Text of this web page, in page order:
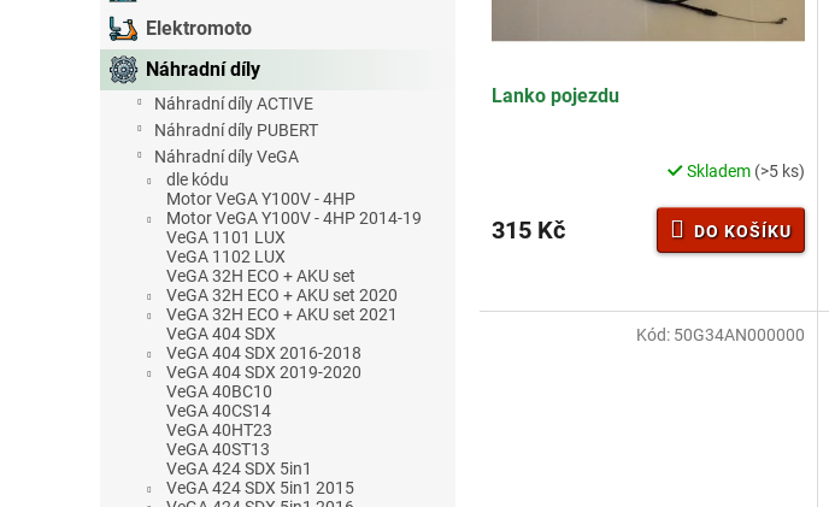
Elektromoto
Náhradní díly
Náhradní díly ACTIVE
Náhradní díly PUBERT
Náhradní díly VeGA
dle kódu
Motor VeGA Y100V - 4HP
Motor VeGA Y100V - 4HP 2014-19
VeGA 1101 LUX
VeGA 1102 LUX
VeGA 32H ECO + AKU set
VeGA 32H ECO + AKU set 2020
VeGA 32H ECO + AKU set 2021
VeGA 404 SDX
VeGA 404 SDX 2016-2018
VeGA 404 SDX 2019-2020
VeGA 40BC10
VeGA 40CS14
VeGA 40HT23
VeGA 40ST13
VeGA 424 SDX 5in1
VeGA 424 SDX 5in1 2015
Lanko pojezdu
produktu
je
5
Skladem (>5 ks)
315 Kč DO KOŠÍKU
Kód: 50G34AN000000